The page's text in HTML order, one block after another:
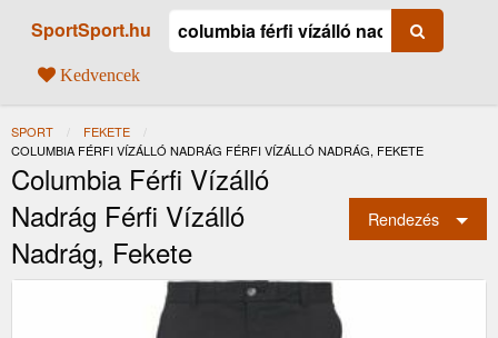
SportSport.hu
Kedvencek
SPORT
FEKETE
JELENLEGI:
COLUMBIA FÉRFI VÍZÁLLÓ NADRÁG FÉRFI VÍZÁLLÓ NADRÁG, FEKETE
Columbia Férfi Vízálló
Nadrág Férfi Vízálló
Nadrág, Fekete
Rendezés